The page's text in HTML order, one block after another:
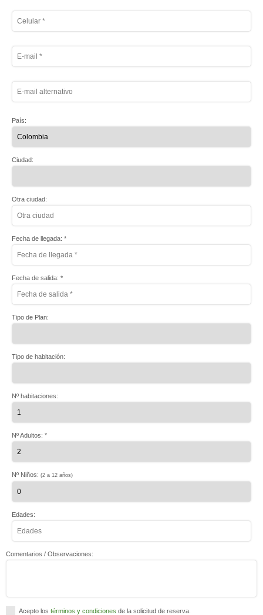
País:
Ciudad:
Otra ciudad:
Fecha de llegada: *
Fecha de salida: *
Tipo de Plan:
Tipo de habitación:
Nº habitaciones:
Nº Adultos: *
Nº Niños: (2 a 12 años)
Edades:
Comentarios / Observaciones:
Acepto los términos y condiciones de la solicitud de reserva.